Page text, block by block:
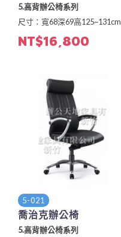
5.高背辦公椅系列
尺寸：寬68深69高125~131cm
NT$16,800
5-021
喬治克辦公椅
5.高背辦公椅系列